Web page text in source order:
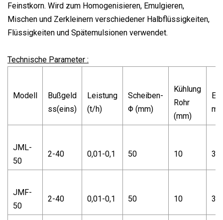
Feinstkorn. Wird zum Homogenisieren, Emulgieren,
Mischen und Zerkleinern verschiedener Halbflüssigkeiten,
Flüssigkeiten und Spätemulsionen verwendet.
Technische Parameter :
Modell
Bußgeld
ss(eins)
Leistung
(t/h)
Scheiben-
Φ (mm)
Kühlung
Rohr
(mm)
JML-
50
2-40 0,01-0,1 50 10 30
JMF-
50
2-40 0,01-0,1 50 10 30